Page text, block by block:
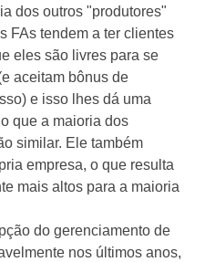
dos outros "produtores"
FAs tendem a ter clientes
eles são livres para se
aceitam bônus de
e isso lhes dá uma
que a maioria dos
similar. Ele também
empresa, o que resulta
mais altos para a maioria
do gerenciamento de
nos últimos anos,